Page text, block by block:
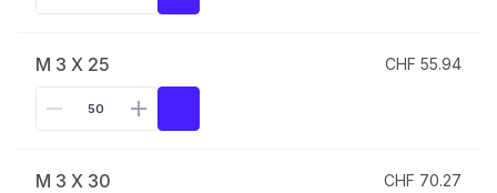
M 3 X 25 CHF 55.94
M 3 X 30 CHF 70.27